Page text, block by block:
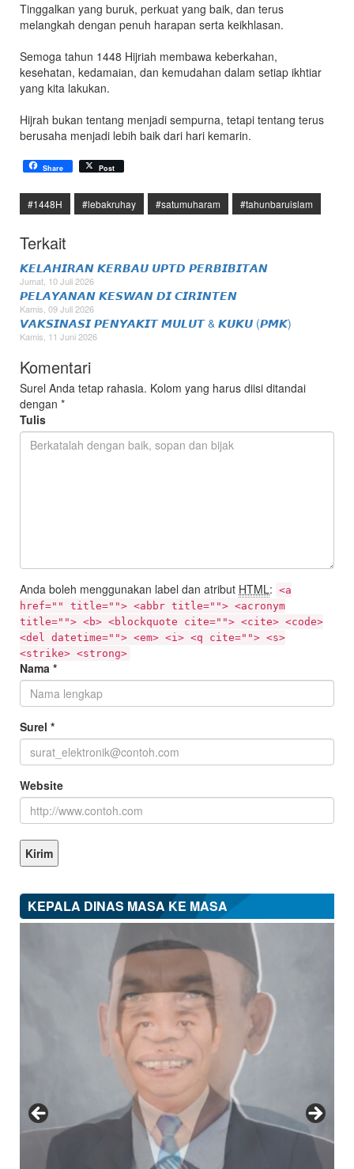
Tinggalkan yang buruk, perkuat yang baik, dan terus
melangkah dengan penuh harapan serta keikhlasan.
Semoga tahun 1448 Hijriah membawa keberkahan,
kesehatan, kedamaian, dan kemudahan dalam setiap ikhtiar
yang kita lakukan.
Hijrah bukan tentang menjadi sempurna, tetapi tentang terus
berusaha menjadi lebih baik dari hari kemarin.
Share Post
#1448H #lebakruhay #satumuharam #tahunbaruislam
Terkait
𝙆𝙀𝙇𝘼𝙃𝙄𝙍𝘼𝙉 𝙆𝙀𝙍𝘽𝘼𝙐 𝙐𝙋𝙏𝘿 𝙋𝙀𝙍𝘽𝙄𝘽𝙄𝙏𝘼𝙉
Jumat, 10 Juli 2026
𝙋𝙀𝙇𝘼𝙔𝘼𝙉𝘼𝙉 𝙆𝙀𝙎𝙒𝘼𝙉 𝘿𝙄 𝘾𝙄𝙍𝙄𝙉𝙏𝙀𝙉
Kamis, 09 Juli 2026
𝙑𝘼𝙆𝙎𝙄𝙉𝘼𝙎𝙄 𝙋𝙀𝙉𝙔𝘼𝙆𝙄𝙏 𝙈𝙐𝙇𝙐𝙏 & 𝙆𝙐𝙆𝙐 (𝙋𝙈𝙆)
Kamis, 11 Juni 2026
Komentari
Surel Anda tetap rahasia. Kolom yang harus diisi ditandai
dengan *
Tulis
Anda boleh menggunakan label dan atribut HTML: <a
href="" title=""> <abbr title=""> <acronym
title=""> <b> <blockquote cite=""> <cite> <code>
<del datetime=""> <em> <i> <q cite=""> <s>
<strike> <strong>
Nama *
Surel *
Website
KEPALA DINAS MASA KE MASA